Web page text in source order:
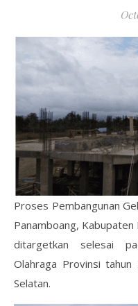
Proses Pembangunan
Panamboang,
ditargetkan selesai
Olahraga Provinsi tahun
Selatan.